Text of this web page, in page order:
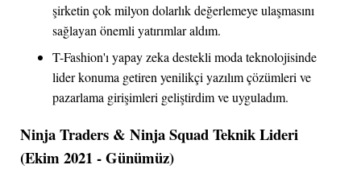
şirketin çok milyon dolarlık değerlemeye ulaşmasını
sağlayan önemli yatırımlar aldım.
T-Fashion'ı yapay zeka destekli moda teknolojisinde
lider konuma getiren yenilikçi yazılım çözümleri ve
pazarlama girişimleri geliştirdim ve uyguladım.
Ninja Traders & Ninja Squad Teknik Lideri
(Ekim 2021 - Günümüz)